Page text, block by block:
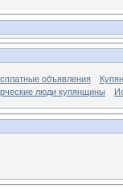
объявления
люди купянщины